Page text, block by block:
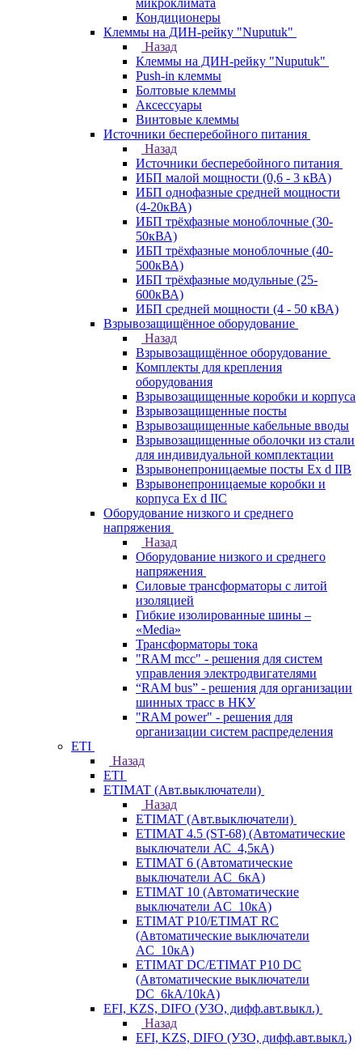
микроклимата
Кондиционеры
Клеммы на ДИН-рейку "Nuputuk"
Назад
Клеммы на ДИН-рейку "Nuputuk"
Push-in клеммы
Болтовые клеммы
Аксессуары
Винтовые клеммы
Источники бесперебойного питания
Назад
Источники бесперебойного питания
ИБП малой мощности (0,6 - 3 кВА)
ИБП однофазные средней мощности
(4-20кВА)
ИБП трёхфазные моноблочные (30-
50кВА)
ИБП трёхфазные моноблочные (40-
500кВА)
ИБП трёхфазные модульные (25-
600кВА)
ИБП средней мощности (4 - 50 кВА)
Взрывозащищённое оборудование
Назад
Взрывозащищённое оборудование
Комплекты для крепления
оборудования
Взрывозащищенные коробки и корпуса
Взрывозащищенные посты
Взрывозащищенные кабельные вводы
Взрывозащищенные оболочки из стали
для индивидуальной комплектации
Взрывонепроницаемые посты Ex d IIB
Взрывонепроницаемые коробки и
корпуса Ex d IIС
Оборудование низкого и среднего
напряжения
Назад
Оборудование низкого и среднего
напряжения
Силовые трансформаторы с литой
изоляцией
Гибкие изолированные шины –
«Media»
Трансформаторы тока
"RAM mcc" - решения для систем
управления электродвигателями
“RAM bus” - решения для организации
шинных трасс в НКУ
"RAM power" - решения для
организации систем распределения
ETI
Назад
ETI
ETIMAT (Авт.выключатели)
Назад
ETIMAT (Авт.выключатели)
ETIMAT 4.5 (ST-68) (Автоматические
выключатели АС_4,5кА)
ETIMAT 6 (Автоматические
выключатели AC_6кА)
ETIMAT 10 (Автоматические
выключатели AC_10кА)
ETIMAT P10/ETIMAT RC
(Автоматические выключатели
AC_10кА)
ETIMAT DC/ETIMAT P10 DC
(Автоматические выключатели
DC_6kA/10kA)
EFI, KZS, DIFO (УЗО, дифф.авт.выкл.)
Назад
EFI, KZS, DIFO (УЗО, дифф.авт.выкл.)